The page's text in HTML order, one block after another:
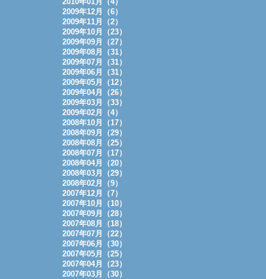
2009年12月（6）
2009年11月（2）
2009年10月（23）
2009年09月（27）
2009年08月（31）
2009年07月（31）
2009年06月（31）
2009年05月（12）
2009年04月（26）
2009年03月（33）
2009年02月（4）
2008年10月（17）
2008年09月（29）
2008年08月（25）
2008年07月（17）
2008年04月（20）
2008年03月（29）
2008年02月（9）
2007年12月（7）
2007年10月（10）
2007年09月（28）
2007年08月（18）
2007年07月（22）
2007年06月（30）
2007年05月（25）
2007年04月（23）
2007年03月（30）